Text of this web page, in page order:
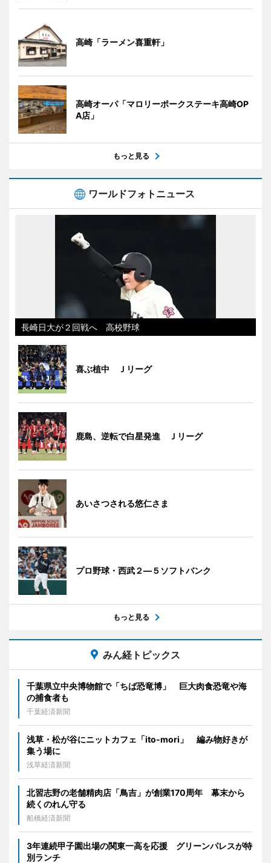
高崎「ラーメン喜重軒」
高崎オーパ「マロリーポークステーキ高崎OP
A店」
もっと見る
ワールドフォトニュース
長崎日大が２回戦へ 高校野球
喜ぶ植中 Ｊリーグ
鹿島、逆転で白星発進 Ｊリーグ
あいさつされる悠仁さま
プロ野球・西武２―５ソフトバンク
もっと見る
みん経トピックス
千葉県立中央博物館で「ちば恐竜博」 巨大肉食恐竜や海
の捕食者も
千葉経済新聞
浅草・松が谷にニットカフェ「ito-mori」 編み物好きが
集う場に
浅草経済新聞
北習志野の老舗精肉店「鳥吉」が創業170周年 幕末から
続くのれん守る
船橋経済新聞
3年連続甲子園出場の関東一高を応援 グリーンパレスが特
別ランチ